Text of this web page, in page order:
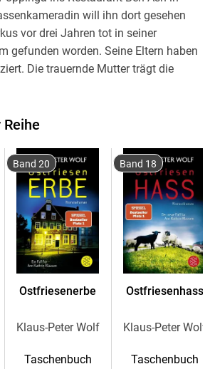
will ihn dort gesehen
vor drei Jahren tot in seiner
gefunden worden. Seine Eltern haben
Die trauernde Mutter trägt die
wer ist der Mann, den die Zeugin
Band 20
Ostfriesenerbe
Klaus-Peter Wolf
Taschenbuch
Band 18
Ostfriesenhass
Klaus-Peter Wolf
Taschenbuch